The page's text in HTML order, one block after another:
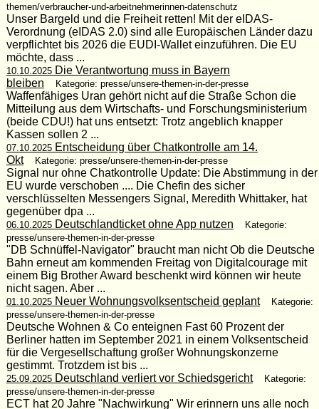
themen/verbraucher-und-arbeitnehmerinnen-datenschutz
Unser Bargeld und die Freiheit retten! Mit der eIDAS-
Verordnung (eIDAS 2.0) sind alle Europäischen Länder dazu
verpflichtet bis 2026 die EUDI-Wallet einzuführen. Die EU
möchte, dass ...
10.10.2025Die Verantwortung muss in Bayern
bleiben
Kategorie: presse/unsere-themen-in-der-presse
Waffenfähiges Uran gehört nicht auf die Straße Schon die
Mitteilung aus dem Wirtschafts- und Forschungsministerium
(beide CDU!) hat uns entsetzt: Trotz angeblich knapper
Kassen sollen 2 ...
07.10.2025Entscheidung über Chatkontrolle am 14.
Okt
Kategorie: presse/unsere-themen-in-der-presse
Signal nur ohne Chatkontrolle Update: Die Abstimmung in der
EU wurde verschoben .... Die Chefin des sicher
verschlüsselten Messengers Signal, Meredith Whittaker, hat
gegenüber dpa ...
06.10.2025Deutschlandticket ohne App nutzen
Kategorie:
presse/unsere-themen-in-der-presse
"DB Schnüffel-Navigator" braucht man nicht Ob die Deutsche
Bahn erneut am kommenden Freitag von Digitalcourage mit
einem Big Brother Award beschenkt wird können wir heute
nicht sagen. Aber ...
01.10.2025Neuer Wohnungsvolksentscheid geplant
Kategorie:
presse/unsere-themen-in-der-presse
Deutsche Wohnen & Co enteignen Fast 60 Prozent der
Berliner hatten im September 2021 in einem Volksentscheid
für die Vergesellschaftung großer Wohnungskonzerne
gestimmt. Trotzdem ist bis ...
25.09.2025Deutschland verliert vor Schiedsgericht
Kategorie:
presse/unsere-themen-in-der-presse
ECT hat 20 Jahre "Nachwirkung" Wir erinnern uns alle noch